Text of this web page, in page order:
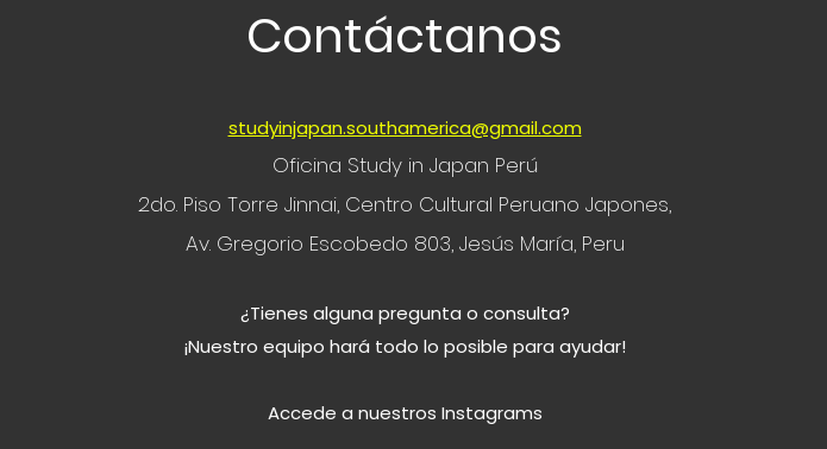
Contáctanos
studyinjapan.southamerica@gmail.com
Oficina Study in Japan Perú
2do. Piso Torre Jinnai, Centro Cultural Peruano Japones,
Av. Gregorio Escobedo 803, Jesús María, Peru
¿Tienes alguna pregunta o consulta?
¡Nuestro equipo hará todo lo posible para ayudar!
Accede a nuestros Instagrams